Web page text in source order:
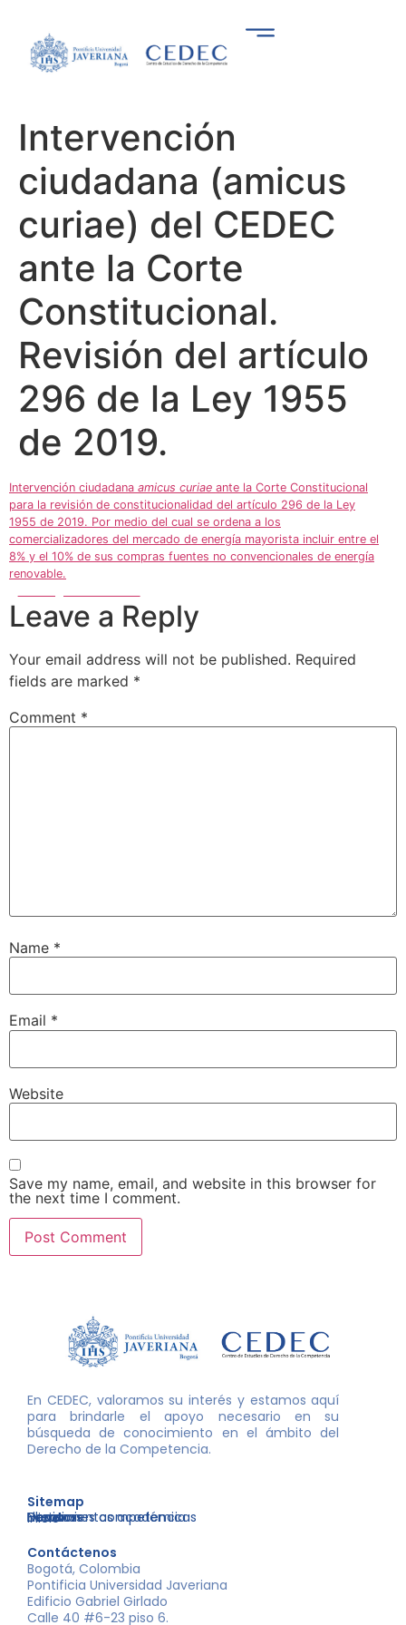
Intervención
ciudadana (amicus
curiae) del CEDEC
ante la Corte
Constitucional.
Revisión del artículo
296 de la Ley 1955
de 2019.
Intervención ciudadana amicus curiae ante la Corte Constitucional
para la revisión de constitucionalidad del artículo 296 de la Ley
1955 de 2019. Por medio del cual se ordena a los
comercializadores del mercado de energía mayorista incluir entre el
8% y el 10% de sus compras fuentes no convencionales de energía
renovable.
Leave a Reply
Your email address will not be published. Required
fields are marked *
Comment *
Name *
Email *
Website
Save my name, email, and website in this browser for
the next time I comment.
En CEDEC, valoramos su interés y estamos aquí
para brindarle el apoyo necesario en su
búsqueda de conocimiento en el ámbito del
Derecho de la Competencia.
Sitemap
Inicio
Nosotros
Libros
Decisiones competencia
Eventos
Herramientas académicas
Contáctenos
Bogotá, Colombia
Pontificia Universidad Javeriana
Edificio Gabriel Girlado
Calle 40 #6-23 piso 6.